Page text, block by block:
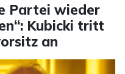
Partei wieder
Kubicki tritt
an